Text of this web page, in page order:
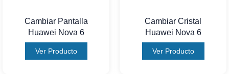
Cambiar Pantalla
Huawei Nova 6
Ver Producto
Cambiar Cristal
Huawei Nova 6
Ver Producto